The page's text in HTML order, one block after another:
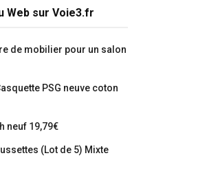
Web sur Voie3.fr
de mobilier pour un salon
PSG neuve coton
neuf 19,79€
(Lot de 5) Mixte